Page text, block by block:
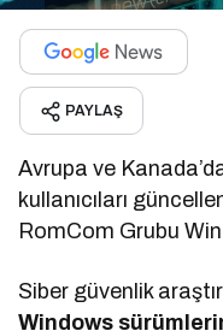
PAYLAŞ
Avrupa ve
kullanıcıları
RomCom Grubu
Siber güvenlik
Windows